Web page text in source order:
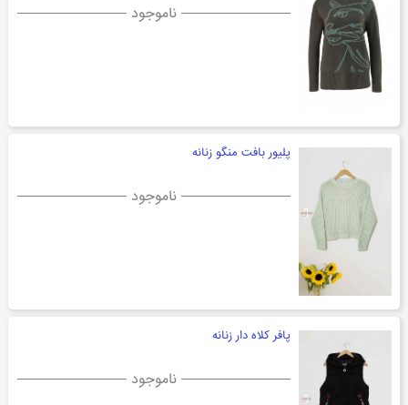
ناموجود
پلیور بافت منگو زنانه
ناموجود
پافر کلاه دار زنانه
ناموجود